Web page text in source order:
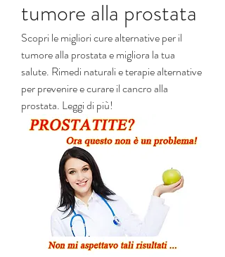
tumore alla prostata
Scopri le migliori cure alternative per il
tumore alla prostata e migliora la tua
salute. Rimedi naturali e terapie alternative
per prevenire e curare il cancro alla
prostata. Leggi di più!